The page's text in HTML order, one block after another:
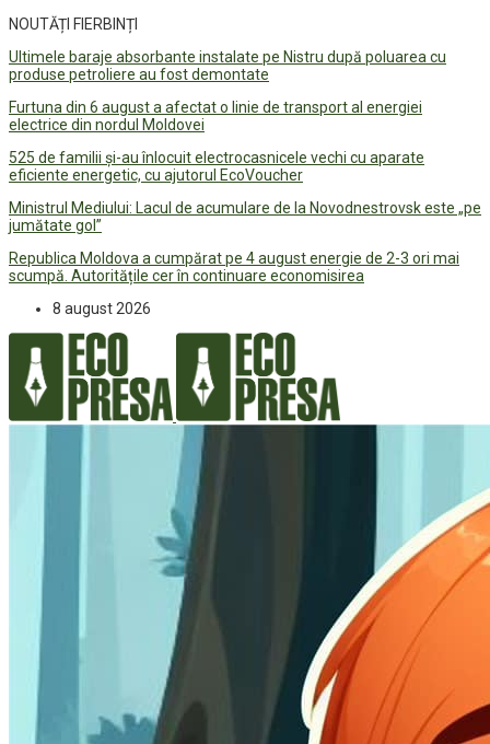
NOUTĂȚI FIERBINȚI
Ultimele baraje absorbante instalate pe Nistru după poluarea cu
produse petroliere au fost demontate
Furtuna din 6 august a afectat o linie de transport al energiei
electrice din nordul Moldovei
525 de familii și-au înlocuit electrocasnicele vechi cu aparate
eficiente energetic, cu ajutorul EcoVoucher
Ministrul Mediului: Lacul de acumulare de la Novodnestrovsk este „pe
jumătate gol”
Republica Moldova a cumpărat pe 4 august energie de 2-3 ori mai
scumpă. Autoritățile cer în continuare economisirea
8 august 2026